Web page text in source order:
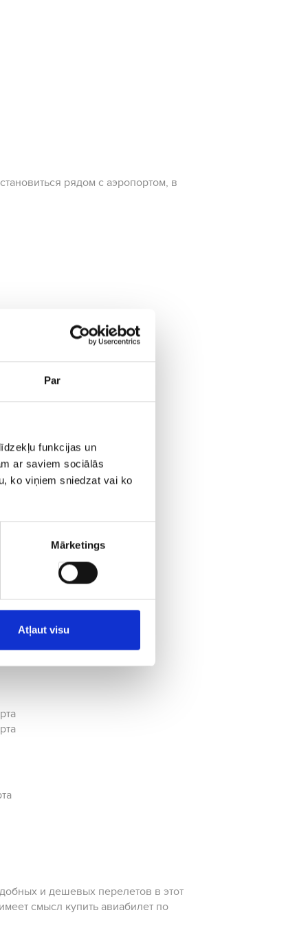
Par
funkcijas un
ar saviem sociālās
ko viņiem sniedzat vai ko
Mārketings
Atļaut visu
рядом с аэропортом, в
и дешевых перелетов в этот
смысл купить авиабилет по